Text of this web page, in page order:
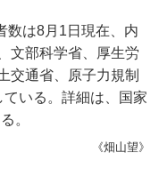
は8月1日現在、内
文部科学省、厚生労
交通省、原子力規制
いる。詳細は、国家
。
《畑山望》